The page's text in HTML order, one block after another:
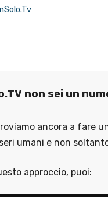
non sei un
ancora a fare
umani e non
approccio, puoi: